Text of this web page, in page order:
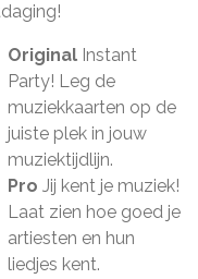
Original Instant
Party! Leg de
muziekkaarten op de
juiste plek in jouw
muziektijdlijn.
Pro Jij kent je muziek!
Laat zien hoe goed je
artiesten en hun
liedjes kent.